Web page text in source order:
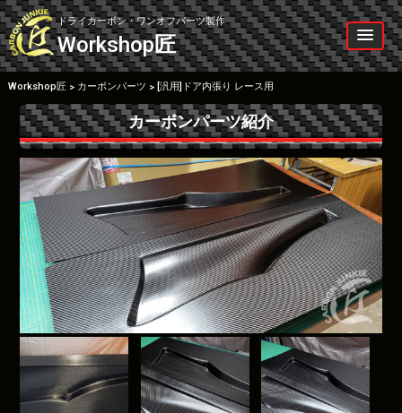
Skip
to
content
ドライカーボン・ワンオフパーツ製作
Workshop匠
Workshop匠> カーボンパーツ > [汎用]ドア内張り レース用
カーボンパーツ紹介